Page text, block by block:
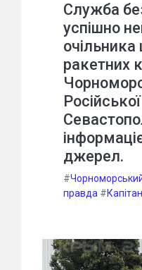
Служба
успішно
ракетних
джерел.
#
правда #